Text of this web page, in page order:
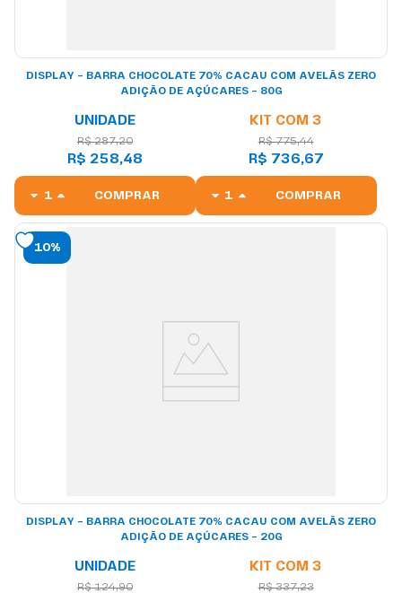
DISPLAY – BARRA CHOCOLATE 70% CACAU COM AVELÃS ZERO
ADIÇÃO DE AÇÚCARES – 80G
UNIDADE
R$ 287,20
R$ 258,48
COMPRAR
KIT COM 3
R$ 775,44
R$ 736,67
COMPRAR
10%
DISPLAY – BARRA CHOCOLATE 70% CACAU COM AVELÃS ZERO
ADIÇÃO DE AÇÚCARES – 20G
UNIDADE
R$ 124,90
KIT COM 3
R$ 337,23